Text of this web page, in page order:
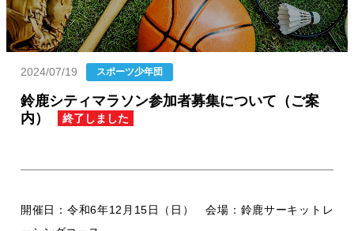
鈴鹿シティマラソン参加者募集について（ご案
内）
終了しました
投稿日
2024/07/19 カテゴリー
スポーツ少年団
開催日：令和6年12月15日（日） 会場：鈴鹿サーキットレ